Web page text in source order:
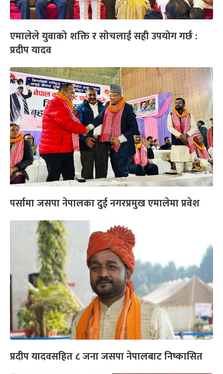
एमालेले युवाको शक्ति र सोचलाई सही उपयोग गर्छ :
प्रदीप यादव
पर्सामा जसपा नेपालका दुई नगरप्रमुख एमालेमा प्रवेश
प्रदीप यादवसहित ८ जना जसपा नेपालबाट निष्कासित